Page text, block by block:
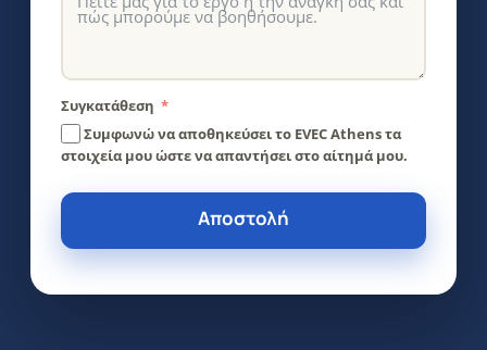
Συγκατάθεση
Συμφωνώ να αποθηκεύσει το EVEC Athens τα
στοιχεία μου ώστε να απαντήσει στο αίτημά μου.
Αποστολή